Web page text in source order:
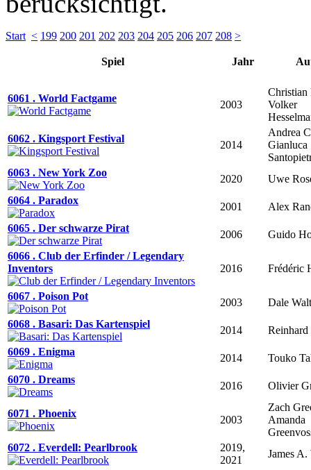
Start < 199 200 201 202 203 204 205 206 207 208 >
Spiel Jahr
6061 . World Factgame
2003
Christian
Volker
6062 . Kingsport Festival
2014
Andrea
Gianluca
6063 . New York Zoo
2020
Uwe
6064 . Paradox
2001
Alex
6065 . Der schwarze Pirat
2006
Guido
6066 . Club der Erfinder / Legendary
Inventors
2016 Frédéric
6067 . Poison Pot
2003
Dale
6068 . Basari: Das Kartenspiel
2014
Reinhard
6069 . Enigma
2014
Touko
6070 . Dreams
2016 Olivier
6071 . Phoenix
2003
Zach
Amanda
6072 . Everdell: Pearlbrook
2019,
2021
James